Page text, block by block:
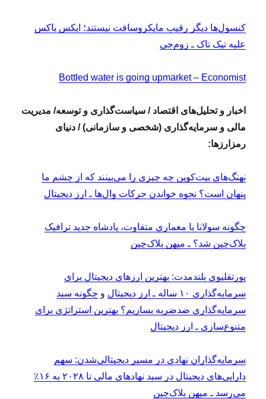
کنسول‌ها دیگر رقیب مایکروسافت نیستند؛ ایکس باکس
علیه تیک تاک ـ زوم‌جی
Bottled water is going upmarket – Economist
اخبار و تحلیل‌های اقتصاد / سیاست‌گذاری و توسعه/ مدیریت
مالی و سرمایه‌گذاری (شخصی و سازمانی) / دنیای
رمزارزها:
نهنگ‌های بیت‌کوین چه چیزی را می‌بینند که از چشم ما
پنهان است؟ نحوه خواندن حرکات وال‌ها ـ ارز دیجیتال
‏چگونه سولانا با معماری متفاوت، پادشاه جدید ترافیک
بلاک‌چین شد؟ ـ میهن بلاک‌چین
پورتفلیوی بلندمدت: بهترین ارزهای دیجیتال برای
سرمایه‌گذاری ۱۰ ساله ـ ارز دیجیتال
و چگونه سبد
سرمایه‌گذاری ضدضربه بسازیم؟ بهترین استراتژی برای
متنوع‌سازی ـ ارز دیجیتال
سرمایه‌گذاران نهادی در مسیر دیجیتالی‌شدن: سهم
دارایی‌های دیجیتال در سبد نهادهای مالی تا ۲۰۲۸ به ۱۶٪
می‌رسد ـ میهن بلاک‌چین